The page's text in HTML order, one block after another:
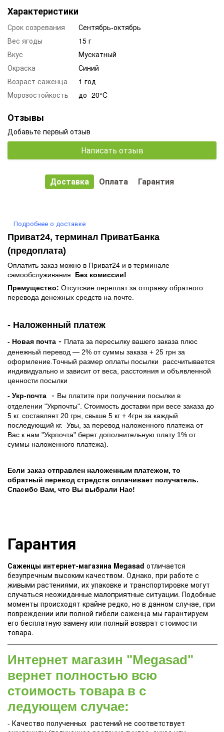
Характеристики
Срок созревания
Сентябрь-октябрь
Вес ягоды
15 г
Вкус
Мускатный
Окраска
Синий
Возраст саженца
1 год
Морозостойкость
до -20°C
Отзывы
Добавьте первый отзыв
Написать отзыв
Доставка Оплата Гарантия
Подробнее о доставке
Приват24, терминал ПриватБанка
(предоплата)
Оплатить заказ можно в Приват24 и в терминале
самообслуживания. Без комиссии!
Премущество: Отсутсвие переплат за отправку обратного
перевода денежных средств на почте.
- Наложенный платеж
- Новая почта - Плата за пересылку вашего заказа плюс
денежный перевод — 2% от суммы заказа + 25 грн за
оформление.Точный размер оплаты посылки рассчитывается
индивидуально и зависит от веса, расстояния и объявленной
ценности посылки
- Укр-почта
- Вы платите при получении посылки в
отделении "Укрпочты". Стоимость доставки при весе заказа до
5 кг. составляет 20 грн, свыше 5 кг + 4грн за каждый
последующий кг. Увы, за перевод наложенного платежа от
Вас к нам "Укрпочта" берет дополнительную плату 1% от
суммы наложенного платежа).
Если заказ отправлен наложенным платежом, то
обратный перевод стредств оплачивает получатель.
Спасибо Вам, что Вы выбрали Нас!
Гарантия
Саженцы интернет-магазина Megasad отличается
безупречным высоким качеством. Однако, при работе с
живыми растениями, их упаковке и транспортировке могут
случаться неожиданные малоприятные ситуации. Подобные
моменты происходят крайне редко, но в данном случае, при
повреждении или полной гибели саженца мы гарантируем
его бесплатную замену или полный возврат стоимости
товара.
Интернет магазин "Megasad"
вернет полностью всю
стоимость товара в с
ледующем случае:
- Качество полученных растений не соответствует